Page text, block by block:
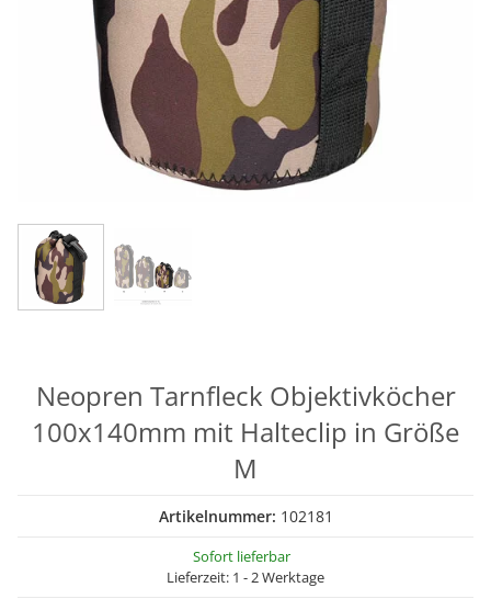
Neopren Tarnfleck Objektivköcher
100x140mm mit Halteclip in Größe
M
Artikelnummer: 102181
Sofort lieferbar
Lieferzeit: 1 - 2 Werktage